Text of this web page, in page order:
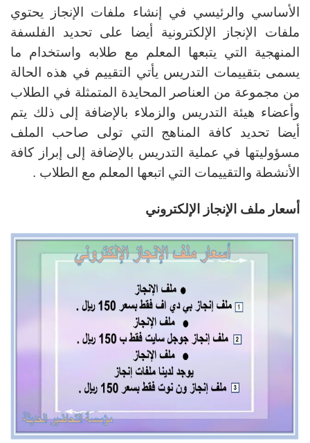
الأساسي والرئيسي في إنشاء ملفات الإنجاز يحتوي
ملفات الإنجاز الإلكترونية أيضا على تحديد الفلسفة
المنهجية التي يتبعها المعلم مع طلابه واستخدام ما
يسمى بتقييمات التدريس يأتي التقييم في هذه الحالة
من مجموعة من العناصر المحايدة المتمثلة في الطلاب
وأعضاء هيئة التدريس والزملاء بالإضافة إلى ذلك يتم
أيضا تحديد كافة المناهج التي تولى صاحب الملف
مسؤوليتها في عملية التدريس بالإضافة إلى إبراز كافة
الأنشطة والتقييمات التي اتبعها المعلم مع الطلاب .
أسعار ملف الإنجاز الإلكتروني